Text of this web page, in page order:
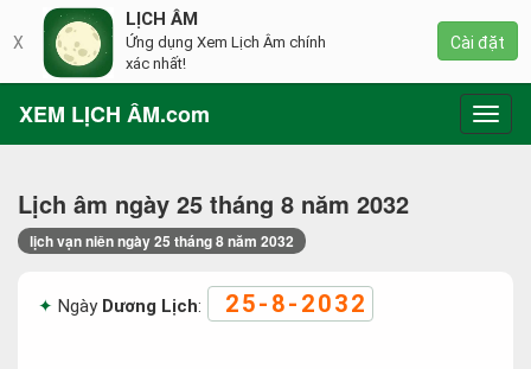
XEM LỊCH ÂM.com
Lịch âm ngày 25 tháng 8 năm 2032
lịch vạn niên ngày 25 tháng 8 năm 2032
Ngày Dương Lịch: 25-8-2032
X
LỊCH ÂM
Ứng dụng Xem Lịch Âm chính
xác nhất!
Cài đặt